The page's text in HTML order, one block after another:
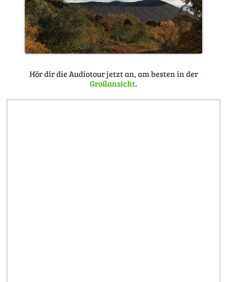
Hör dir die Audiotour jetzt an, am besten in der
Großansicht.